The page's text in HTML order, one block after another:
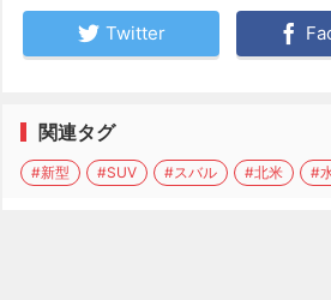
Twitter
関連タグ
#新型 #SUV #スバル #北米 #